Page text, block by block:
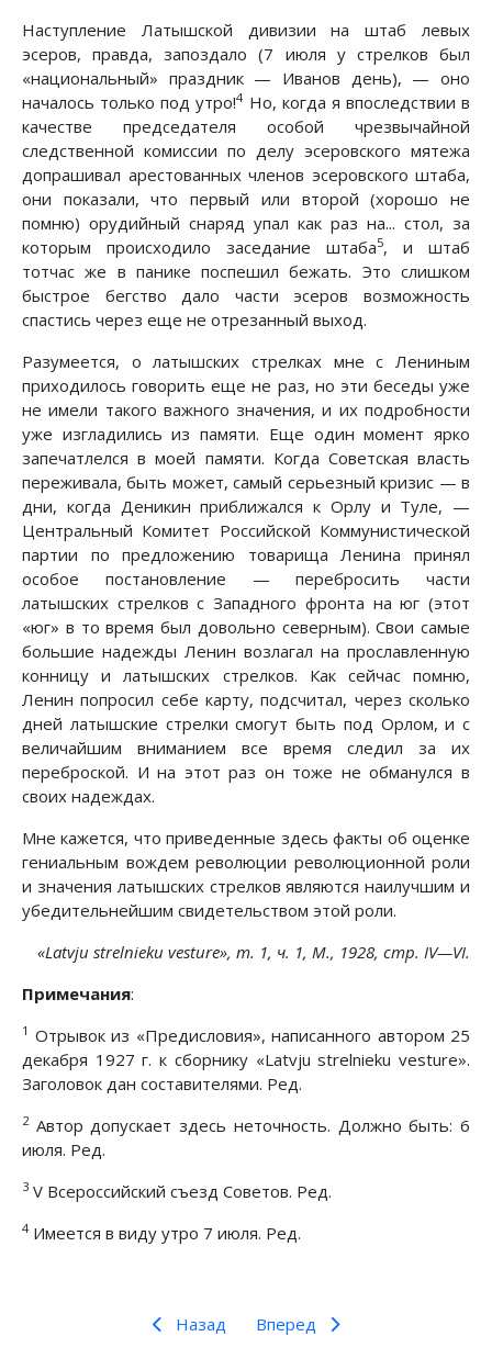
Наступление Латышской дивизии на штаб левых
эсеров, правда, запоздало (7 июля у стрелков был
«национальный» праздник — Иванов день), — оно
началось только под утро!4Но, когда я впоследствии в
качестве председателя особой чрезвычайной
следственной комиссии по делу эсеровского мятежа
допрашивал арестованных членов эсеровского штаба,
они показали, что первый или второй (хорошо не
помню) орудийный снаряд упал как раз на... стол, за
которым происходило заседание штаба5, и штаб
тотчас же в панике поспешил бежать. Это слишком
быстрое бегство дало части эсеров возможность
спастись через еще не отрезанный выход.
Разумеется, о латышских стрелках мне с Лениным
приходилось говорить еще не раз, но эти беседы уже
не имели такого важного значения, и их подробности
уже изгладились из памяти. Еще один момент ярко
запечатлелся в моей памяти. Когда Советская власть
переживала, быть может, самый серьезный кризис — в
дни, когда Деникин приближался к Орлу и Туле, —
Центральный Комитет Российской Коммунистической
партии по предложению товарища Ленина принял
особое постановление — перебросить части
латышских стрелков с Западного фронта на юг (этот
«юг» в то время был довольно северным). Свои самые
большие надежды Ленин возлагал на прославленную
конницу и латышских стрелков. Как сейчас помню,
Ленин попросил себе карту, подсчитал, через сколько
дней латышские стрелки смогут быть под Орлом, и с
величайшим вниманием все время следил за их
переброской. И на этот раз он тоже не обманулся в
своих надеждах.
Мне кажется, что приведенные здесь факты об оценке
гениальным вождем революции революционной роли
и значения латышских стрелков являются наилучшим и
убедительнейшим свидетельством этой роли.
«Latvju strelnieku vesture», т. 1, ч. 1, М., 1928, стр. IV—VI.
Примечания:
1 Отрывок из «Предисловия», написанного автором 25
декабря 1927 г. к сборнику «Latvju strelnieku vesture».
Заголовок дан составителями. Ред.
2Автор допускает здесь неточность. Должно быть: 6
июля. Ред.
3 V Всероссийский съезд Советов. Ред.
4Имеется в виду утро 7 июля. Ред.
Назад Вперед